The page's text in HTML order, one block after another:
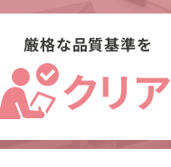
厳格な品質基準を
クリア